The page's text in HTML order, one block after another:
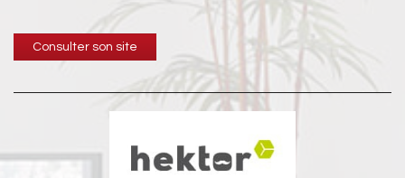
Consulter son site